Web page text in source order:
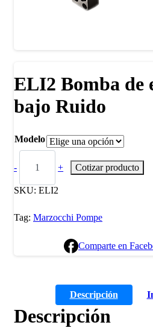
ELI2 Bomba de
bajo Ruido
Modelo
- + Cotizar producto
SKU: ELI2
Tag: Marzocchi Pompe
Comparte en
Descripción
Descripción